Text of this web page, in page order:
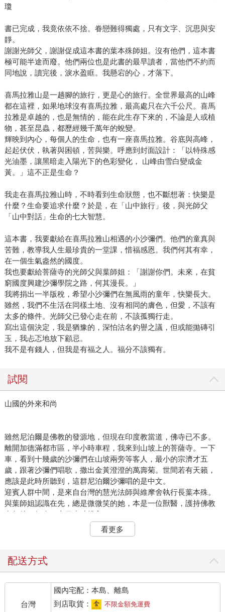
瓊
書已完成，我竟依依不捨。眷戀難得獨處，只有文字、沉思與安
靜。
謝謝光師父，謝謝促成這本書的葉本殊師姐。沒有他們，這本書
極可能半途而廢。他們兩位也是此書的最早讀者，當他們不約而
同地說，讀完後，淚水盈眶。我懸宕的心，才落下。
喜馬拉雅山是一趟腳的旅行，更是心的旅行。全世界最高的山峰
都在這裡，如果地球沒有喜馬拉雅，最高處只在六千公尺。喜馬
拉雅是卓越的，也是無情的，能在此生存下來的，不論是人或植
物，甚至昆蟲，都歷經幾千萬年的蛻變。
輝映到內心，每個人的生命，也有一座喜馬拉雅。谷底與高峰，
起起伏伏，執著與困頓，苦與樂。呼應到封面設計：「以特殊感
光油墨，讓黑暗走入陽光下的色彩變化， 山峰由雪白變成金
黃。」這不正是生命？
我走在喜馬拉雅山時，不時看到生命狀態，也不斷想著：快樂是
什麼？生命要追求什麼？於是，在「山中旅行」後，與光師父
「山中對話」生命的七大智慧。
這本書，我要獻給在喜馬拉雅山相遇的小沙彌們。他們的童真與
苦難，教導我人生最珍貴的一堂課，惜福感恩。我們何其有幸，
在一個生氣盎然的國度。
我也要獻給菩薩寺的光師父與葉師姐：「謝謝你們。未來，在貧
窮國度興建沙彌學院之路，何其漫長。」
我將捐出一半版稅，希望小沙彌們在無風雨的童年，快樂長大。
雖然，我們不生活在同樣土地、沒有相同的膚色，但愛，不該有
太多的條件。光師父已發心走在前，不該孤獨行走。
寫出這個決定，我是猶豫的，深怕沽名釣譽之議，但或能拋磚引
玉，我忐忑地放下顧忌。
我不是有錢人，但我是有福之人。福分不該獨有。
試閱
山國的外來和尚
雖然尼泊爾是佛教的發源地，但現在印度教當道，佛寺已不多。
離開加德滿都市區，半小時車程，我來到山坡上的菩薩寺。一下
車，看到十幾歲的沙彌們在山坡兩旁等客人，最小的宗濟才五
歲，跟著沙彌們唱歌，撒出金黃澄澄的萬壽菊。世間若有天籟，
應該是此時所聽到，這群尼泊爾沙彌唱的是中文。
迎賓人群中間，是來自台灣的慧光法師與維摩舍執行長葉本殊。
與葉師姐認識在先，總是微微笑的她，本是一位獸醫，護持佛教
多年後，如今二十四小時投入。
這天是第一次見到光師父，十年前移居加德滿都，從荒蕪開始興
文對話。一身灰袍，膚色黝黑，是來自非洲的黑，他有美國非裔
嘴，是台灣人少有的。
他是美國人，也是台灣人。父親是美國黑人大兵，當年到台灣結
識他的母親。世俗說法，他是私生子。然後被阿嬤帶在菜市場、
看更多
配送方式
台灣
國內宅配：本島、離島
到店取貨：
不限金額免運費